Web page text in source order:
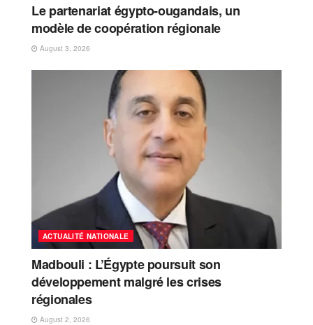
Le partenariat égypto-ougandais, un
modèle de coopération régionale
August 3, 2026
ACTUALITÉ NATIONALE
Madbouli : L’Égypte poursuit son
développement malgré les crises
régionales
August 2, 2026